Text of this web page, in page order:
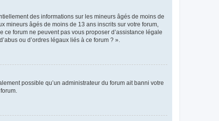
des informations sur les mineurs âgés de moins de
mineurs âgés de moins de 13 ans inscrits sur votre forum,
forum ne peuvent pas vous proposer d’assistance légale
ou d’ordres légaux liés à ce forum ? ».
possible qu’un administrateur du forum ait banni votre